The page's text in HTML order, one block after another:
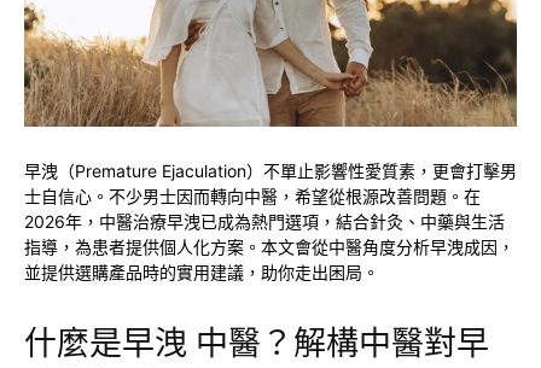
早洩（Premature Ejaculation）不單止影響性愛質素，更會打擊男
士自信心。不少男士因而轉向中醫，希望從根源改善問題。在
2026年，中醫治療早洩已成為熱門選項，結合針灸、中藥與生活
指導，為患者提供個人化方案。本文會從中醫角度分析早洩成因，
並提供選購產品時的實用建議，助你走出困局。
什麼是早洩 中醫？解構中醫對早